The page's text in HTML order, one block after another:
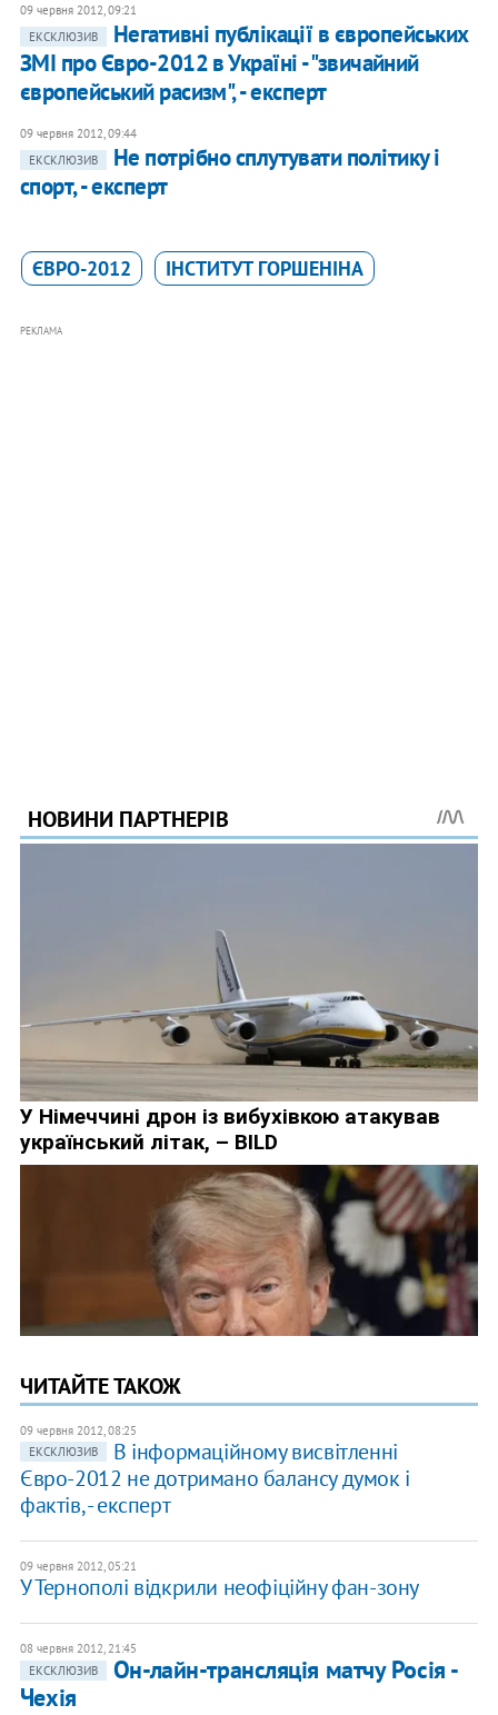
09 червня 2012, 09:21
ЕКСКЛЮЗИВ
Негативні публікації в європейських
ЗМІ про Євро-2012 в Україні - "звичайний
європейський расизм", - експерт
09 червня 2012, 09:44
ЕКСКЛЮЗИВ
Не потрібно сплутувати політику і
спорт, - експерт
ЄВРО-2012 ІНСТИТУТ ГОРШЕНІНА
РЕКЛАМА
ЧИТАЙТЕ ТАКОЖ
09 червня 2012, 08:25
ЕКСКЛЮЗИВ
В інформаційному висвітленні
Євро-2012 не дотримано балансу думок і
фактів, - експерт
09 червня 2012, 05:21
У Тернополі відкрили неофіційну фан-зону
08 червня 2012, 21:45
ЕКСКЛЮЗИВ
Он-лайн-трансляція матчу Росія -
Чехія